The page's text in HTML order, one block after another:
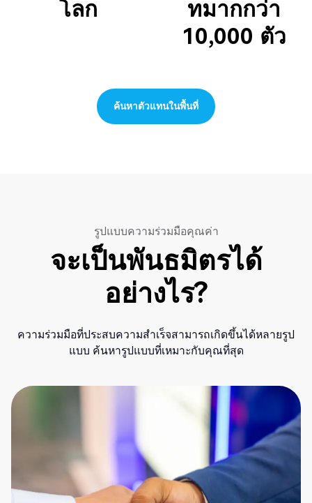
โลก
ทมากกว่า
10,000 ตัว
ค้นหาตัวแทนในพื้นที่
ค้นหาตัวแทนในพื้นที่
รูปแบบความร่วมมือคุณค่า
จะเป็นพันธมิตรได้
อย่างไร?
ความร่วมมือที่ประสบความสำเร็จสามารถเกิดขึ้นได้หลายรูป
แบบ ค้นหารูปแบบที่เหมาะกับคุณที่สุด